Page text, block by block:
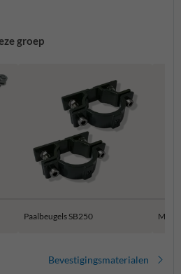
groep
Paalbeugels SB250 Muur
Bevestigingsmaterialen